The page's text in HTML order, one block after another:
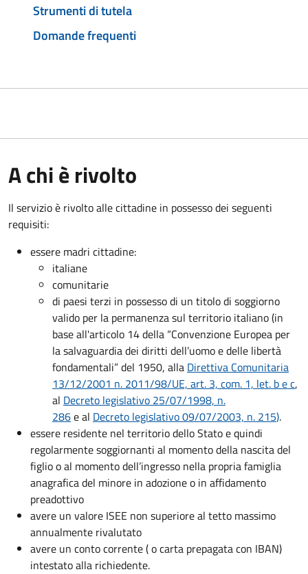
Strumenti di tutela
Domande frequenti
A chi è rivolto
Il servizio è rivolto alle cittadine in possesso dei seguenti
requisiti:
essere madri cittadine:
italiane
comunitarie
di paesi terzi in possesso di un titolo di soggiorno
valido per la permanenza sul territorio italiano (in
base all'articolo 14 della “Convenzione Europea per
la salvaguardia dei diritti dell’uomo e delle libertà
fondamentali” del 1950, alla Direttiva Comunitaria
13/12/2001 n. 2011/98/UE, art. 3, com. 1, let. b e c,
al Decreto legislativo 25/07/1998, n.
286e al Decreto legislativo 09/07/2003, n. 215).
essere residente nel territorio dello Stato e quindi
regolarmente soggiornanti al momento della nascita del
figlio o al momento dell’ingresso nella propria famiglia
anagrafica del minore in adozione o in affidamento
preadottivo
avere un valore ISEE non superiore al tetto massimo
annualmente rivalutato
avere un conto corrente ( o carta prepagata con IBAN)
intestato alla richiedente.